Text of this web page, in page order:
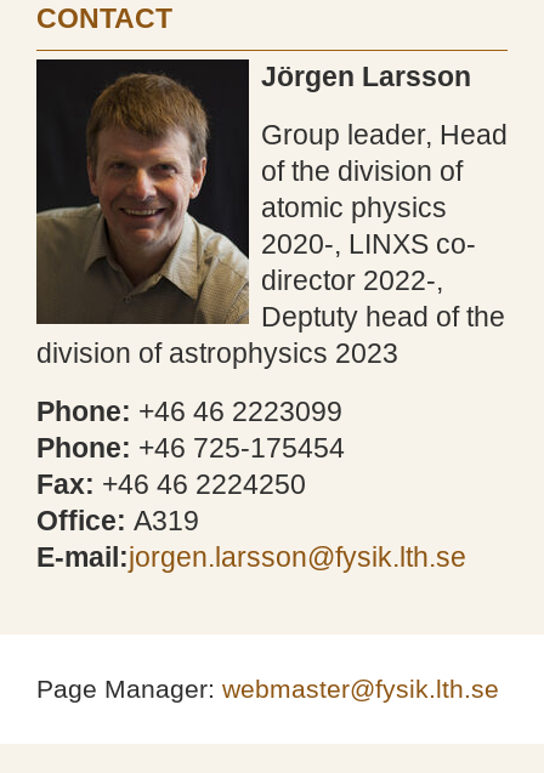
CONTACT
Jörgen Larsson
Group leader, Head
of the division of
atomic physics
2020-, LINXS co-
director 2022-,
Deptuty head of the
division of astrophysics 2023
Phone: +46 46 2223099
Phone: +46 725-175454
Fax: +46 46 2224250
Office: A319
E-mail:jorgen.larsson@fysik.lth.se
Page Manager: webmaster@fysik.lth.se